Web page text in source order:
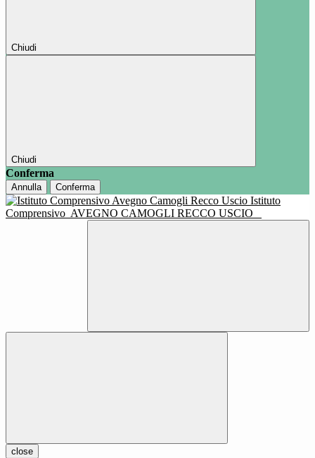
Chiudi
Chiudi
Conferma
Annulla Conferma
Istituto
Comprensivo AVEGNO CAMOGLI RECCO USCIO
close